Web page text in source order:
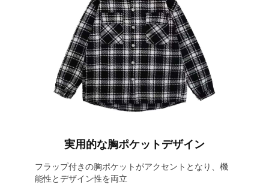
実用的な胸ポケットデザイン
フラップ付きの胸ポケットがアクセントとなり、機
能性とデザイン性を両立